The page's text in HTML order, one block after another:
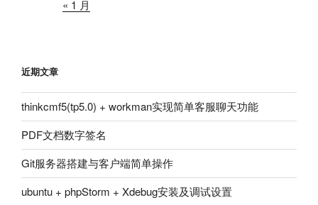
« 1 月
近期文章
thinkcmf5(tp5.0) + workman实现简单客服聊天功能
PDF文档数字签名
Git服务器搭建与客户端简单操作
ubuntu + phpStorm + Xdebug安装及调试设置